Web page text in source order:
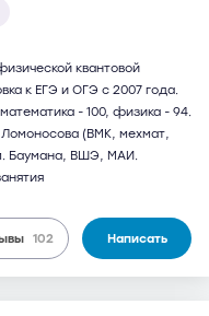
квантовой
к ЕГЭ и ОГЭ с 2007 года.
- 100, физика - 94.
(ВМК, мехмат,
Баумана, ВШЭ, МАИ.
102 Написать